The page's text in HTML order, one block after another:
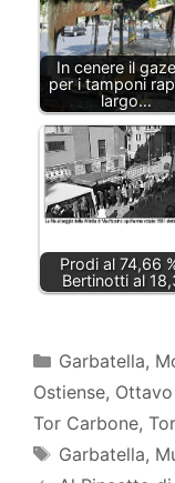
In cenere il
per i tamponi
largo…
Prodi al 74,66
Bertinotti al
Garbatella,
Ostiense,
Tor Carbone,
Garbatella,